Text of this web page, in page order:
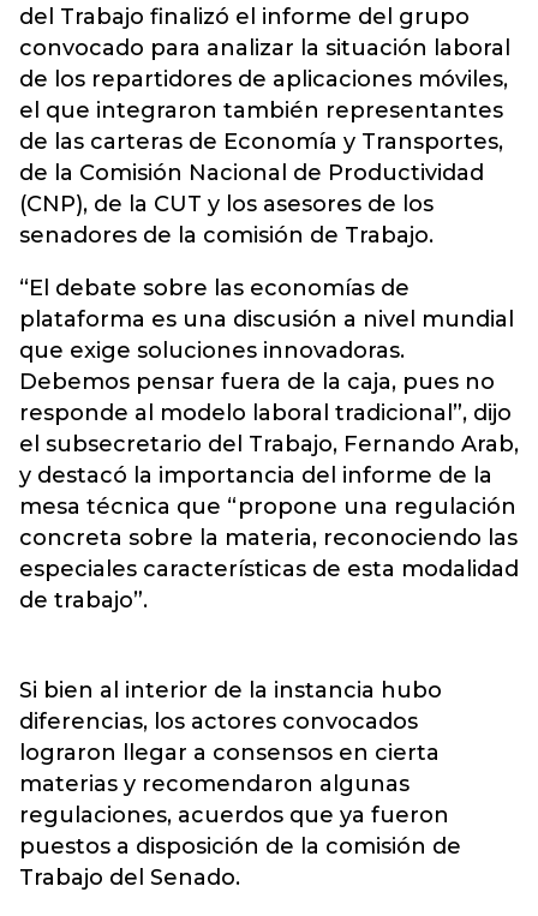
del Trabajo finalizó el informe del grupo
convocado para analizar la situación laboral
de los repartidores de aplicaciones móviles,
el que integraron también representantes
de las carteras de Economía y Transportes,
de la Comisión Nacional de Productividad
(CNP), de la CUT y los asesores de los
senadores de la comisión de Trabajo.
“El debate sobre las economías de
plataforma es una discusión a nivel mundial
que exige soluciones innovadoras.
Debemos pensar fuera de la caja, pues no
responde al modelo laboral tradicional”, dijo
el subsecretario del Trabajo, Fernando Arab,
y destacó la importancia del informe de la
mesa técnica que “propone una regulación
concreta sobre la materia, reconociendo las
especiales características de esta modalidad
de trabajo”.
Si bien al interior de la instancia hubo
diferencias, los actores convocados
lograron llegar a consensos en cierta
materias y recomendaron algunas
regulaciones, acuerdos que ya fueron
puestos a disposición de la comisión de
Trabajo del Senado.